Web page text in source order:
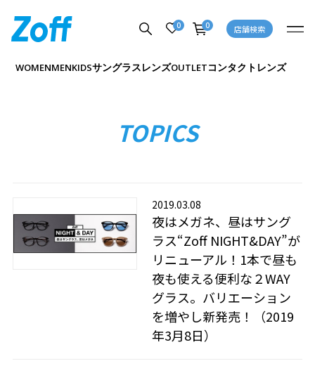
0 0 店舗検索
WOMENMENKIDSサングラスレンズOUTLETコンタクトレンズ
TOPICS
2019.03.08
夜はメガネ、昼はサング
ラス“Zoff NIGHT&DAY”が
リニューアル！1本で昼も
夜も使える便利な２WAY
グラス。バリエーション
を増やし新発売！（2019
年3月8日）